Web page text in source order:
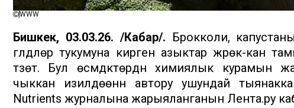
WWW
Бишкек, 03.03.26. /Кабар/. Брокколи,
гүлдүүлөр тукумуна кирген азыктар жүрөк-кан
түзөт. Бул өсүмдүктөрдүн химиялык курамын
чыккан изилдөөнүн автору ушундай
Nutrients журналына жарыяланганын Лента.ру